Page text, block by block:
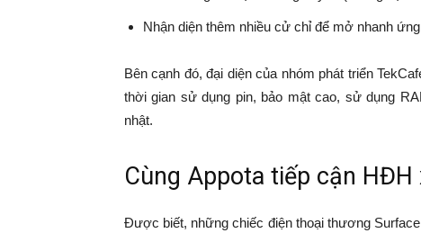
Nhận diện thêm nhiều cử chỉ để mở nhanh
Bên cạnh đó, đại diện của nhóm phát triển
thời gian sử dụng pin, bảo mật cao, sử dụng
nhật.
Cùng Appota tiếp cận HĐH
Được biết, những chiếc điện thoại thương